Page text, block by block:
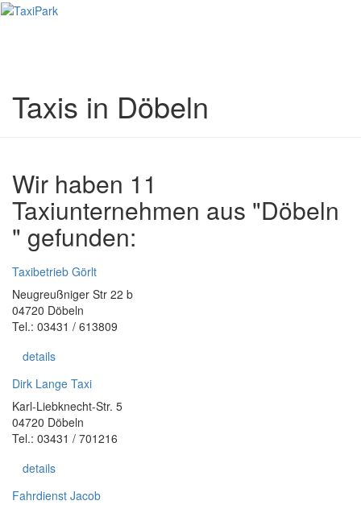
Taxis in Döbeln
Wir haben 11
Taxiunternehmen aus "Döbeln
" gefunden:
Taxibetrieb Görlt
Neugreußniger Str 22 b
04720 Döbeln
Tel.: 03431 / 613809
details
Dirk Lange Taxi
Karl-Liebknecht-Str. 5
04720 Döbeln
Tel.: 03431 / 701216
details
Fahrdienst Jacob